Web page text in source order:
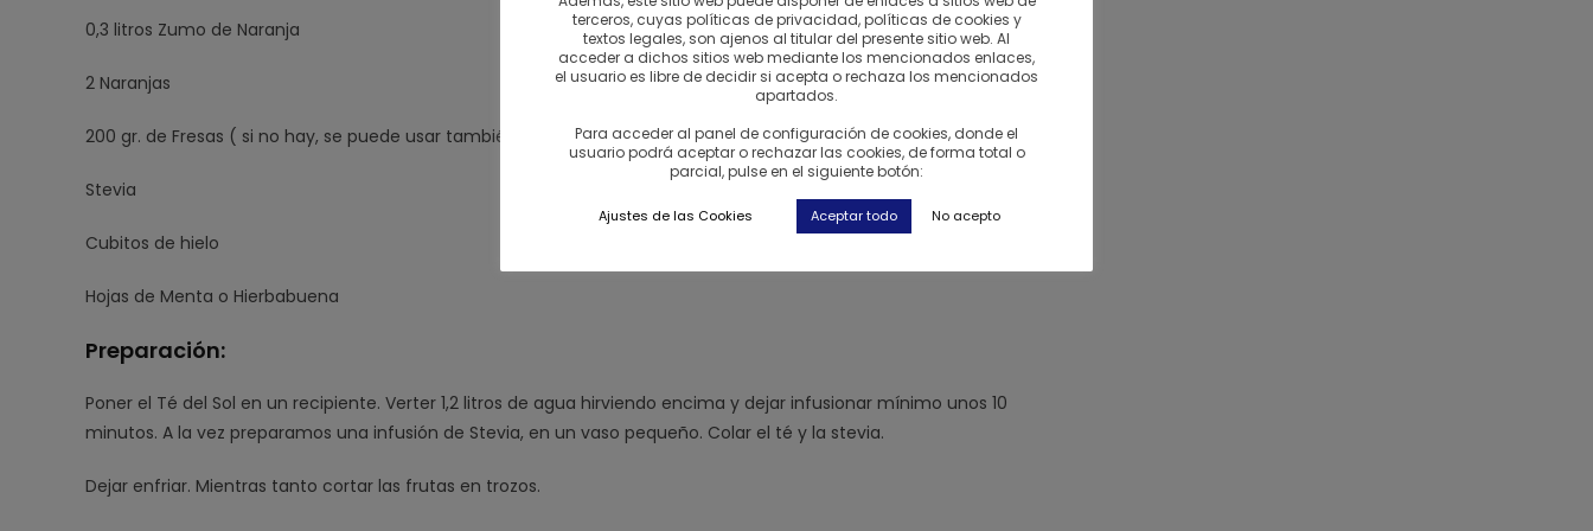
0,3 litros Zumo de Naranja
2 Naranjas
200 gr. de Fresas ( si no hay, se puede usar también manzana)
Stevia
Cubitos de hielo
Hojas de Menta o Hierbabuena
Preparación:
Poner el Té del Sol en un recipiente. Verter 1,2 litros de agua hirviendo encima y dejar infusionar mínimo unos 10
minutos. A la vez preparamos una infusión de Stevia, en un vaso pequeño. Colar el té y la stevia.
Dejar enfriar. Mientras tanto cortar las frutas en trozos.
terceros, cuyas políticas de privacidad, políticas de cookies y
textos legales, son ajenos al titular del presente sitio web. Al
acceder a dichos sitios web mediante los mencionados enlaces,
el usuario es libre de decidir si acepta o rechaza los mencionados
apartados.
Para acceder al panel de configuración de cookies, donde el
usuario podrá aceptar o rechazar las cookies, de forma total o
parcial, pulse en el siguiente botón:
Ajustes de las Cookies Aceptar todo No acepto